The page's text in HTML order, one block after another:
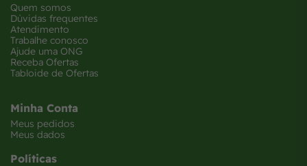
Quem somos
Dúvidas frequentes
Atendimento
Trabalhe conosco
Ajude uma ONG
Receba Ofertas
Tabloide de Ofertas
Minha Conta
Meus pedidos
Meus dados
Políticas